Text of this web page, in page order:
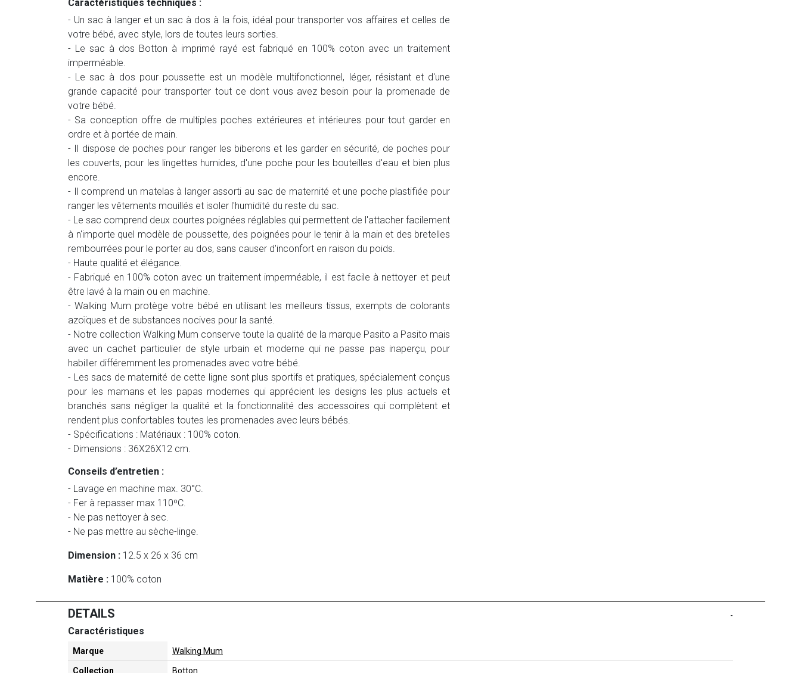
Caractéristiques techniques :
- Un sac à langer et un sac à dos à la fois, idéal pour transporter vos affaires et celles de
votre bébé, avec style, lors de toutes leurs sorties.
- Le sac à dos Botton à imprimé rayé est fabriqué en 100% coton avec un traitement
imperméable.
- Le sac à dos pour poussette est un modèle multifonctionnel, léger, résistant et d'une
grande capacité pour transporter tout ce dont vous avez besoin pour la promenade de
votre bébé.
- Sa conception offre de multiples poches extérieures et intérieures pour tout garder en
ordre et à portée de main.
- Il dispose de poches pour ranger les biberons et les garder en sécurité, de poches pour
les couverts, pour les lingettes humides, d'une poche pour les bouteilles d'eau et bien plus
encore.
- Il comprend un matelas à langer assorti au sac de maternité et une poche plastifiée pour
ranger les vêtements mouillés et isoler l'humidité du reste du sac.
- Le sac comprend deux courtes poignées réglables qui permettent de l'attacher facilement
à n'importe quel modèle de poussette, des poignées pour le tenir à la main et des bretelles
rembourrées pour le porter au dos, sans causer d'inconfort en raison du poids.
- Haute qualité et élégance.
- Fabriqué en 100% coton avec un traitement imperméable, il est facile à nettoyer et peut
être lavé à la main ou en machine.
- Walking Mum protège votre bébé en utilisant les meilleurs tissus, exempts de colorants
azoïques et de substances nocives pour la santé.
- Notre collection Walking Mum conserve toute la qualité de la marque Pasito a Pasito mais
avec un cachet particulier de style urbain et moderne qui ne passe pas inaperçu, pour
habiller différemment les promenades avec votre bébé.
- Les sacs de maternité de cette ligne sont plus sportifs et pratiques, spécialement conçus
pour les mamans et les papas modernes qui apprécient les designs les plus actuels et
branchés sans négliger la qualité et la fonctionnalité des accessoires qui complètent et
rendent plus confortables toutes les promenades avec leurs bébés.
- Spécifications : Matériaux : 100% coton.
- Dimensions : 36X26X12 cm.
Conseils d’entretien :
- Lavage en machine max. 30°C.
- Fer à repasser max 110ºC.
- Ne pas nettoyer à sec.
- Ne pas mettre au sèche-linge.
Dimension : 12.5 x 26 x 36 cm
Matière : 100% coton
DETAILS -
Caractéristiques
Marque Walking Mum
Collection Botton